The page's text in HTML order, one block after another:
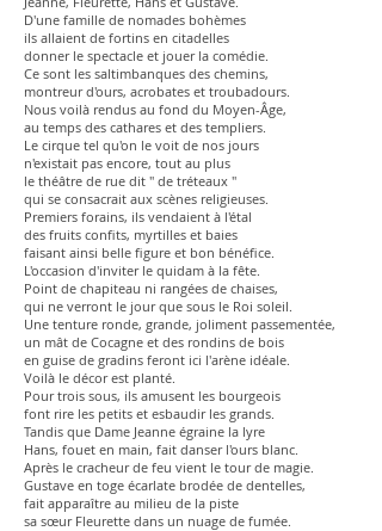
D'une famille de nomades bohèmes
ils allaient de fortins en citadelles
donner le spectacle et jouer la comédie.
Ce sont les saltimbanques des chemins,
montreur d'ours, acrobates et troubadours.
Nous voilà rendus au fond du Moyen-Âge,
au temps des cathares et des templiers.
Le cirque tel qu'on le voit de nos jours
n'existait pas encore, tout au plus
le théâtre de rue dit " de tréteaux "
qui se consacrait aux scènes religieuses.
Premiers forains, ils vendaient à l'étal
des fruits confits, myrtilles et baies
faisant ainsi belle figure et bon bénéfice.
L'occasion d'inviter le quidam à la fête.
Point de chapiteau ni rangées de chaises,
qui ne verront le jour que sous le Roi soleil.
Une tenture ronde, grande, joliment passementée,
un mât de Cocagne et des rondins de bois
en guise de gradins feront ici l'arène idéale.
Voilà le décor est planté.
Pour trois sous, ils amusent les bourgeois
font rire les petits et esbaudir les grands.
Tandis que Dame Jeanne égraine la lyre
Hans, fouet en main, fait danser l'ours blanc.
Après le cracheur de feu vient le tour de magie.
Gustave en toge écarlate brodée de dentelles,
fait apparaître au milieu de la piste
sa sœur Fleurette dans un nuage de fumée.